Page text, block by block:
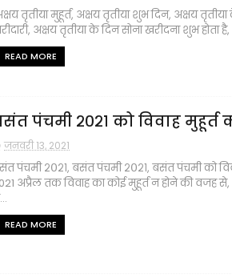
तृतीया मुहूर्त, अक्षय तृतीया शुभ दिन, अक्षय
अक्षय तृतीया के दिन सोना खरीदना शुभ होता है,
READ MORE
पंचमी २०२१ को विवाह मुहूर्त
जनवरी 13, 2021
पंचमी २०२१, बसंत पंचमी २०२१, बसंत पंचमी को
अप्रैल तक विवाह का कोई मुहूर्त न होने की वजह से,
READ MORE